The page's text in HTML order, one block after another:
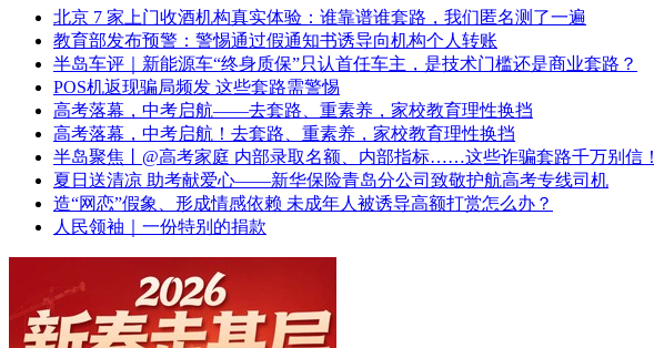
北京 7 家上门收酒机构真实体验：谁靠谱谁套路，我们匿名测了一遍
教育部发布预警：警惕通过假通知书诱导向机构个人转账
半岛车评｜新能源车“终身质保”只认首任车主，是技术门槛还是商业套路？
POS机返现骗局频发 这些套路需警惕
高考落幕，中考启航——去套路、重素养，家校教育理性换挡
高考落幕，中考启航！去套路、重素养，家校教育理性换挡
半岛聚焦丨@高考家庭 内部录取名额、内部指标……这些诈骗套路千万别信！
夏日送清凉 助考献爱心——新华保险青岛分公司致敬护航高考专线司机
造“网恋”假象、形成情感依赖 未成年人被诱导高额打赏怎么办？
人民领袖｜一份特别的捐款
2026新春走基层